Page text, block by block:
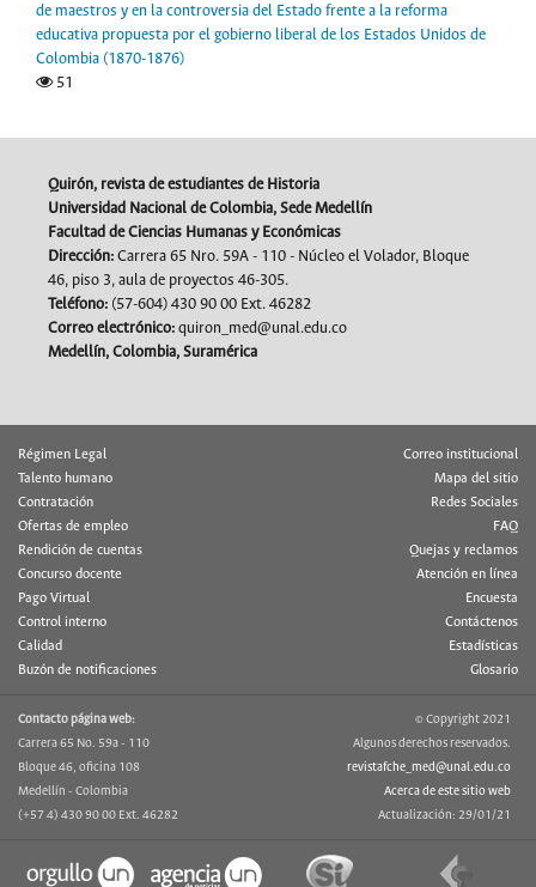
de maestros y en la controversia del Estado frente a la reforma
educativa propuesta por el gobierno liberal de los Estados Unidos de
Colombia (1870-1876)
51
Quirón, revista de estudiantes de Historia
Universidad Nacional de Colombia, Sede Medellín
Facultad de Ciencias Humanas y Económicas
Dirección: Carrera 65 Nro. 59A - 110 - Núcleo el Volador, Bloque
46, piso 3, aula de proyectos 46-305.
Teléfono: (57-604) 430 90 00 Ext. 46282
Correo electrónico: quiron_med@unal.edu.co
Medellín, Colombia, Suramérica
Régimen Legal
Talento humano
Contratación
Ofertas de empleo
Rendición de cuentas
Concurso docente
Pago Virtual
Control interno
Calidad
Buzón de notificaciones
Correo institucional
Mapa del sitio
Redes Sociales
FAQ
Quejas y reclamos
Atención en línea
Encuesta
Contáctenos
Estadísticas
Glosario
Contacto página web:
Carrera 65 No. 59a - 110
Bloque 46, oficina 108
Medellín - Colombia
(+57 4) 430 90 00 Ext. 46282
© Copyright 2021
Algunos derechos reservados.
revistafche_med@unal.edu.co
Acerca de este sitio web
Actualización: 29/01/21